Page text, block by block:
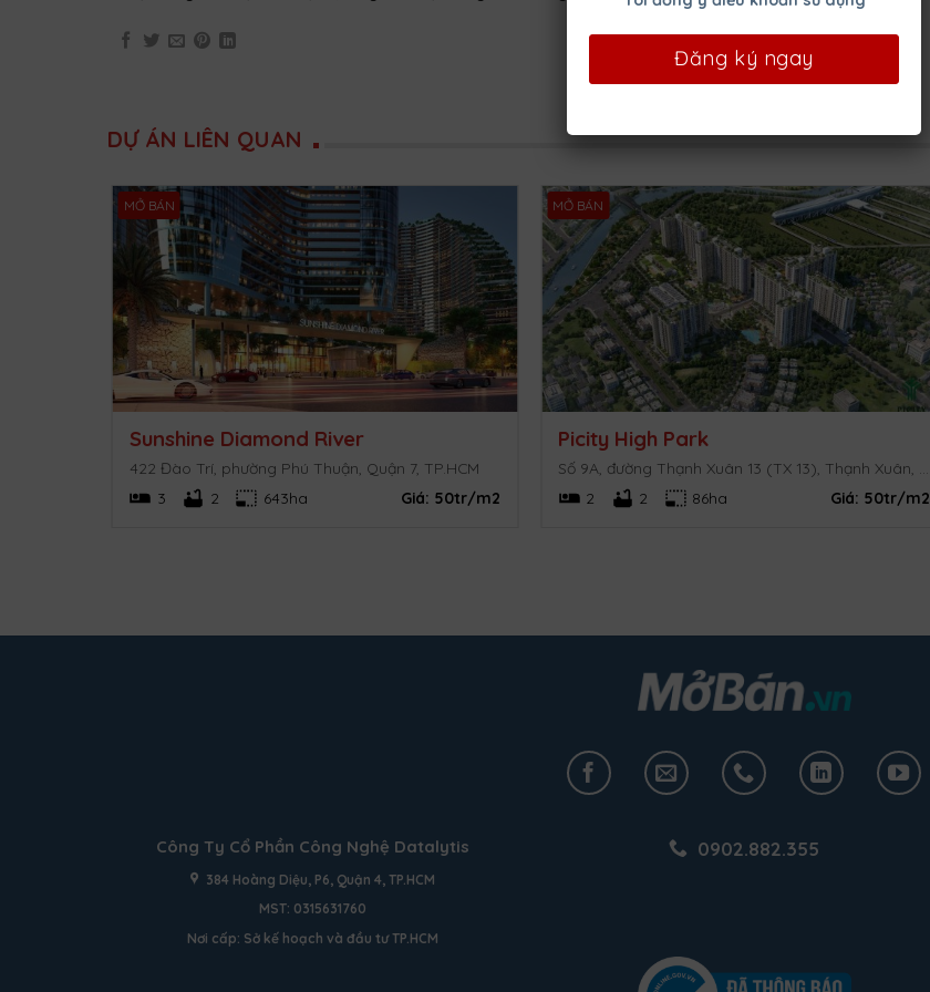
DỰ ÁN LIÊN QUAN
MỞ BÁN
Sunshine Diamond River
422 Đào Trí, phường Phú Thuận, Quận 7, TP.HCM
3
2 643ha Giá: 50tr/m2
MỞ BÁN
Picity High Park
2
2 86ha Giá: 50tr/m2
Công Ty Cổ Phần Công Nghệ Datalytis
384 Hoàng Diệu, P6, Quận 4, TP.HCM
MST: 0315631760
Nơi cấp: Sở kế hoạch và đầu tư TP.HCM
0902.882.355